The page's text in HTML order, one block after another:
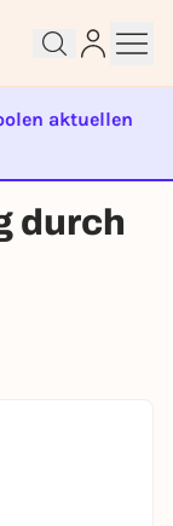
aktuellen
durch
started
in